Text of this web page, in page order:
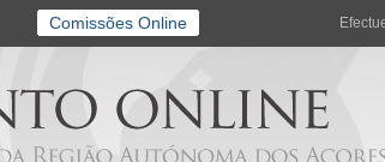
Comissões Online